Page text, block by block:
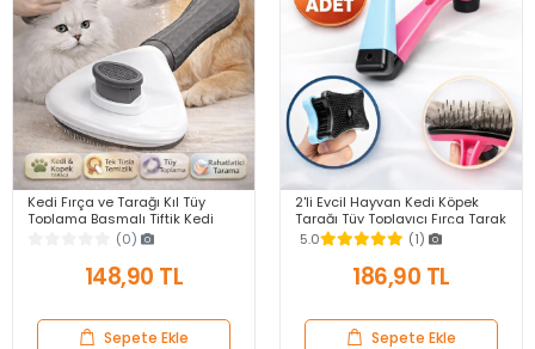
Kedi Fırça ve Tarağı Kıl Tüy
Toplama Basmalı Tiftik Kedi
Köpek Evcil Hayvan Temizleme
(0)
148,90 TL
Sepete Ekle
2'li Evcil Hayvan Kedi Köpek
Tarağı Tüy Toplayıcı Fırça Tarak
Tımar Etme Kaşıma Tarağı
5.0 (1)
186,90 TL
Sepete Ekle